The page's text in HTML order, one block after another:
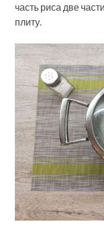
часть риса две
плиту.